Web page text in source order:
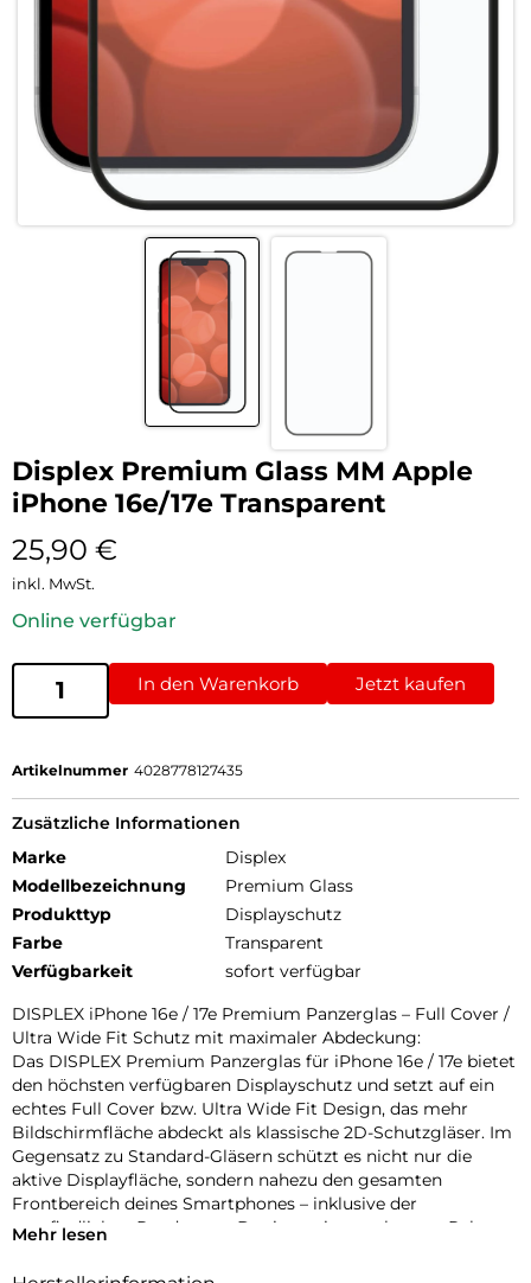
Displex Premium Glass MM Apple
iPhone 16e/17e Transparent
25,90 €
inkl. MwSt.
Online verfügbar
In den Warenkorb Jetzt kaufen
Artikelnummer 4028778127435
Zusätzliche Informationen
Marke
Displex
Modellbezeichnung
Premium Glass
Produkttyp
Displayschutz
Farbe
Transparent
Verfügbarkeit
sofort verfügbar
DISPLEX iPhone 16e / 17e Premium Panzerglas – Full Cover /
Ultra Wide Fit Schutz mit maximaler Abdeckung:
Das DISPLEX Premium Panzerglas für iPhone 16e / 17e bietet
den höchsten verfügbaren Displayschutz und setzt auf ein
echtes Full Cover bzw. Ultra Wide Fit Design, das mehr
Bildschirmfläche abdeckt als klassische 2D-Schutzgläser. Im
Gegensatz zu Standard-Gläsern schützt es nicht nur die
aktive Displayfläche, sondern nahezu den gesamten
Frontbereich deines Smartphones – inklusive der
empfindlichen Randzonen. Der integrierte schwarze Rahmen
originalen Displayränder deines iPhones perfekt auf.
Mehr lesen